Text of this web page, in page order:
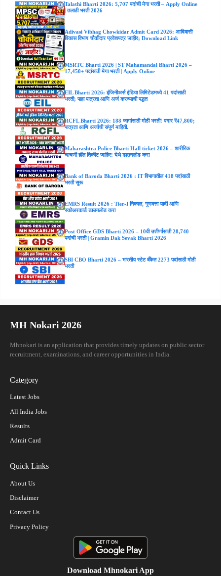
Talathi Bharti 2026: 5,707 पदांची मेगा भरती – Apply Online
| तलाठी भरती 2026
Adivasi Vibhag Chowkidar Admit Card 2026: आदिवासी
विकास विभाग चौकीदार प्रवेशपत्र जाहीर; Download Link
MSRTC Bharti 2026 | ST Mahamandal Bharti 2026 –
17,450+ पदांसाठी मेगा भरती | Apply Online
EIL Bharti 2026: इंजिनीअर्स इंडिया लिमिटेडमध्ये 41 पदांसाठी
भरती; पाहा पात्रता आणि अर्ज करण्याची पद्धत
RCFL Bharti 2026: 188 जागांसाठी मोठी भरती! पगार ₹47,800;
पात्रता आणि अर्जाची संपूर्ण माहिती.
Maharashtra Police Bharti Hall ticket 2026 – शारीरिक
चाचणी हॉल तिकीट जाहिर! येथे डाउनलोड करा
Bank of Baroda Bharti 2026 : IT विभागातील 418 पदांसाठी
भरती सुरू
EMRS Result 2026 : Tier-I निकाल, गुणवत्ता यादी आणि
स्कोअरकार्ड डाउनलोड करा
Post Office GDS Bharti 2026 – 10वी उत्तीर्णांसाठी 28,740
पदांची भरती | Gramin Dak Sevak Bharti 2026
SBI CBO Bharti 2026 – भारतीय स्टेट बँकेत 2273 पदांसाठी मोठी
भरती
MH Nokari 2026
Mhnokari is an application that provides timely updates on public sector
recruitment, examinations, and career opportunities in India.
Category
Latest Jobs
All India Jobs
Results
Admit Card
Quick Links
About Us
Disclaimer
Contact Us
Privacy Policy
Download Mhnokari App